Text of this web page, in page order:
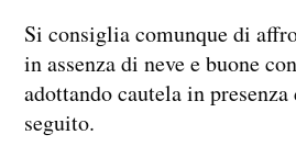
Si consiglia comunque di
in assenza di neve e buone
adottando cautela in
seguito.